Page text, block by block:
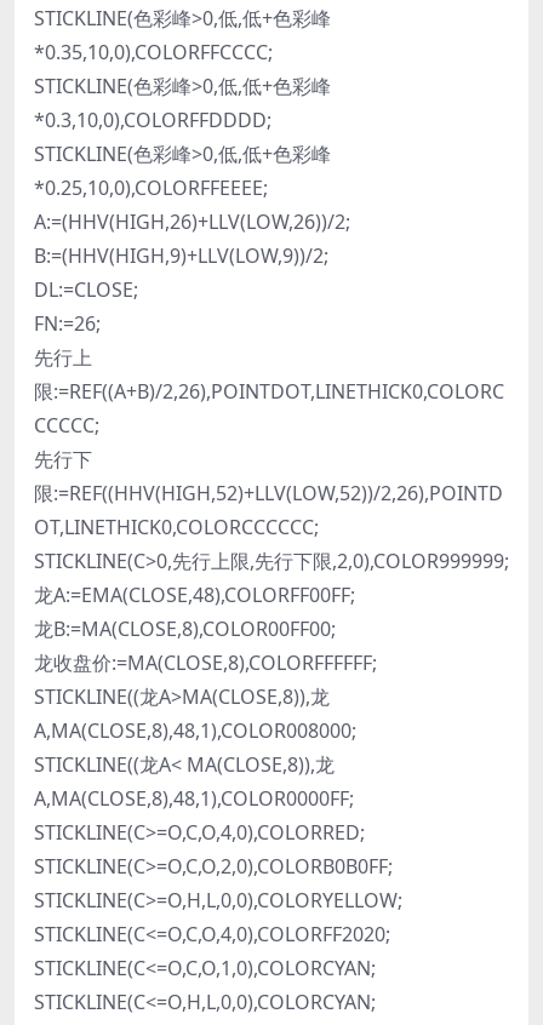
STICKLINE(色彩峰>0,低,低+色彩峰
*0.35,10,0),COLORFFCCCC;
STICKLINE(色彩峰>0,低,低+色彩峰
*0.3,10,0),COLORFFDDDD;
STICKLINE(色彩峰>0,低,低+色彩峰
*0.25,10,0),COLORFFEEEE;
A:=(HHV(HIGH,26)+LLV(LOW,26))/2;
B:=(HHV(HIGH,9)+LLV(LOW,9))/2;
DL:=CLOSE;
FN:=26;
先行上
限:=REF((A+B)/2,26),POINTDOT,LINETHICK0,COLORC
CCCCC;
先行下
限:=REF((HHV(HIGH,52)+LLV(LOW,52))/2,26),POINTD
OT,LINETHICK0,COLORCCCCCC;
STICKLINE(C>0,先行上限,先行下限,2,0),COLOR999999;
龙A:=EMA(CLOSE,48),COLORFF00FF;
龙B:=MA(CLOSE,8),COLOR00FF00;
龙收盘价:=MA(CLOSE,8),COLORFFFFFF;
STICKLINE((龙A>MA(CLOSE,8)),龙
A,MA(CLOSE,8),48,1),COLOR008000;
STICKLINE((龙A< MA(CLOSE,8)),龙
A,MA(CLOSE,8),48,1),COLOR0000FF;
STICKLINE(C>=O,C,O,4,0),COLORRED;
STICKLINE(C>=O,C,O,2,0),COLORB0B0FF;
STICKLINE(C>=O,H,L,0,0),COLORYELLOW;
STICKLINE(C<=O,C,O,4,0),COLORFF2020;
STICKLINE(C<=O,C,O,1,0),COLORCYAN;
STICKLINE(C<=O,H,L,0,0),COLORCYAN;